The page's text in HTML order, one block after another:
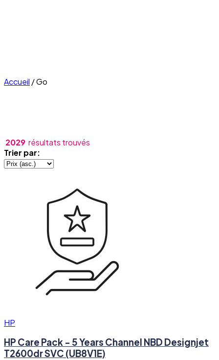
Accueil /Go
2029 résultats trouvés
Trier par:
HP
HP Care Pack - 5 Years Channel NBD Designjet
T2600dr SVC (UB8V1E)